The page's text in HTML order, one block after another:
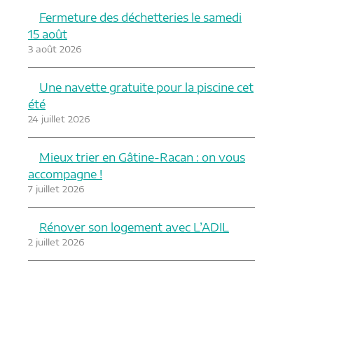
Fermeture des déchetteries le samedi
15 août
3 août 2026
Une navette gratuite pour la piscine cet
été
24 juillet 2026
Mieux trier en Gâtine-Racan : on vous
accompagne !
7 juillet 2026
Rénover son logement avec L’ADIL
2 juillet 2026